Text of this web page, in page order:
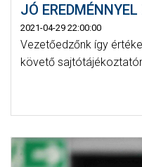
JÓ
2021-04-29 22:00:00
Vezetőedzőnk így
követő